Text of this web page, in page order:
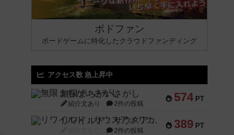
ボドファン
ボードゲームに特化したクラウドファンディング
アクセス数 急上昇中
574 PT
無限まちがいさがし
紹介文あり 2件の投稿
389 PT
リワイルド：サウスアメリカ
2件の投稿